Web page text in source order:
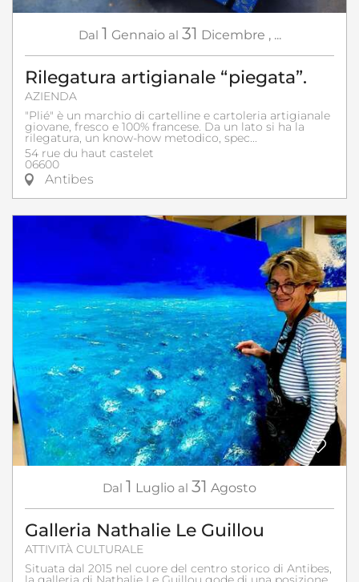
Dal 1 Gennaio al 31 Dicembre , ...
Rilegatura artigianale “piegata”.
AZIENDA
"Plié" è un marchio di cartelline e cartoleria artigianale
giovane, fresco e 100% francese. Da un lato si ha la
rilegatura, un know-how metodico, spec...
54 rue du haut castelet
06600
Antibes
Dal 1 Luglio al 31 Agosto
Galleria Nathalie Le Guillou
ATTIVITÀ CULTURALE
Situata dal 2015 nel cuore del centro storico di Antibes,